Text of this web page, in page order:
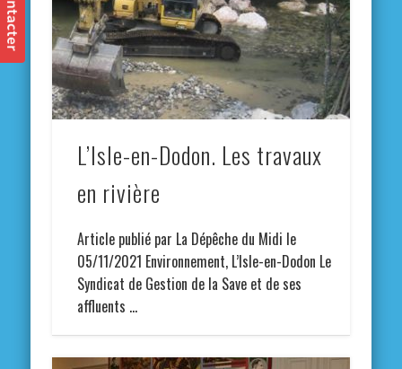
L’Isle-en-Dodon. Les travaux
en rivière
Article publié par La Dépêche du Midi le
05/11/2021 Environnement, L’Isle-en-Dodon Le
Syndicat de Gestion de la Save et de ses
affluents …